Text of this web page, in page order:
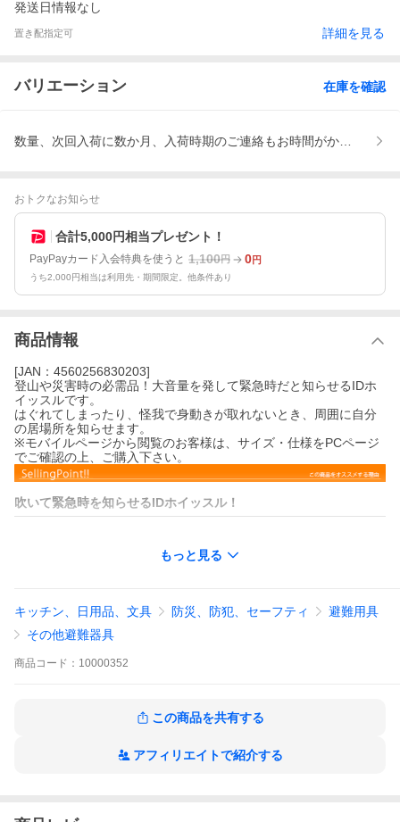
発送日情報なし
置き配指定可 詳細を見る
バリエーション 在庫を確認
数量、次回入荷に数か月、入荷時期のご連絡もお時間がかかります
おトクなお知らせ
合計5,000円相当プレゼント！
PayPayカード入会特典を使うと 1,100円 0円
うち2,000円相当は利用先・期間限定。他条件あり
商品情報
[JAN：4560256830203]
登山や災害時の必需品！大音量を発して緊急時だと知らせるIDホ
イッスルです。
はぐれてしまったり、怪我で身動きが取れないとき、周囲に自分
の居場所を知らせます。
※モバイルページから閲覧のお客様は、サイズ・仕様をPCページ
でご確認の上、ご購入下さい。
吹いて緊急時を知らせるIDホイッスル！
携帯に便利なコンパクトボディとキーリング！
コンパクトボディで超軽量！！キーリング付で携帯にも便利で
す。
もっと見る
キッチン、日用品、文具 防災、防犯、セーフティ
避難用具
その他避難器具
商品 コード： 10000352
この商品を共有する
アフィリエイトで紹介する